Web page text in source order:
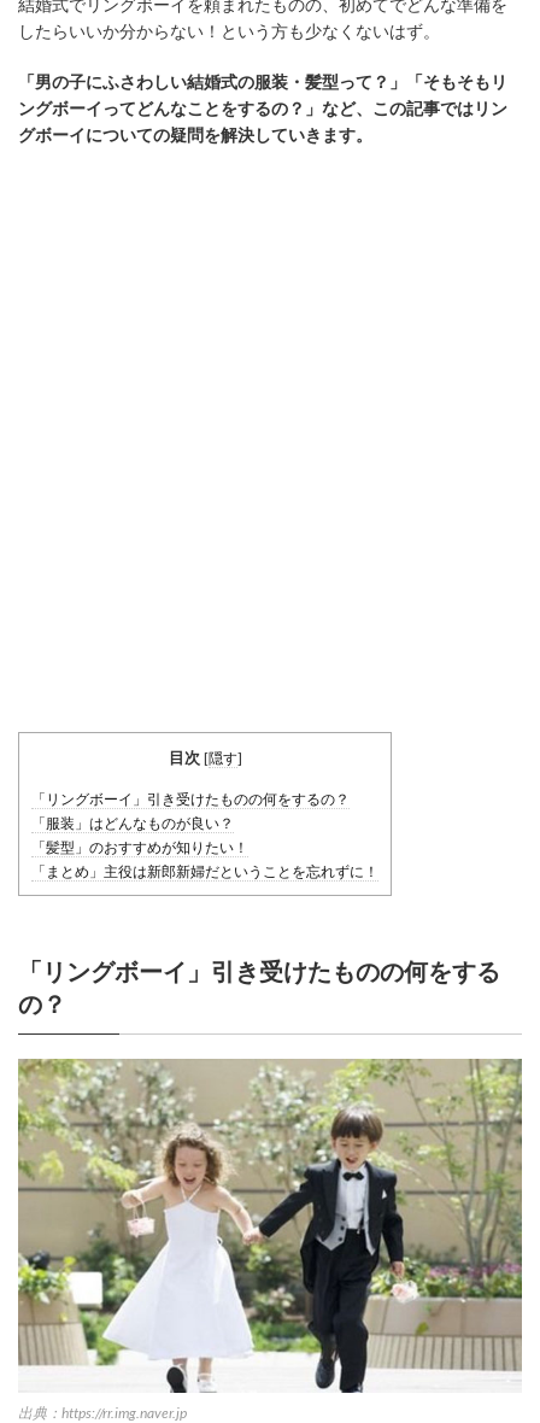
結婚式でリングボーイを頼まれたものの、初めてでどんな準備を
したらいいか分からない！という方も少なくないはず。
「男の子にふさわしい結婚式の服装・髪型って？」「そもそもリ
ングボーイってどんなことをするの？」など、この記事ではリン
グボーイについての疑問を解決していきます。
目次 [隠す]
「リングボーイ」引き受けたものの何をするの？
「服装」はどんなものが良い？
「髪型」のおすすめが知りたい！
「まとめ」主役は新郎新婦だということを忘れずに！
「リングボーイ」引き受けたものの何をする
の？
出典：https://rr.img.naver.jp